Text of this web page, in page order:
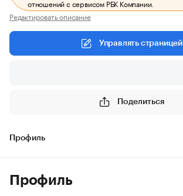
отношений с сервисом РБК Компании.
Редактировать описание
Управлять страницей
Поделиться
Профиль
Профиль